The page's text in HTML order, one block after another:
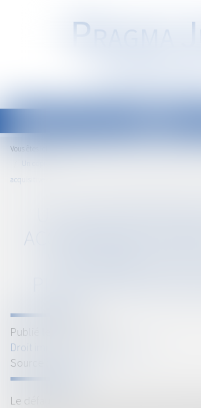
PRAGMA J
Vous êtes ici :
acquisitive
ACQUÉRIR UNE
Publié le :
Droit immobilier
Source :
Le défaut d’autorisation par l’assemblée